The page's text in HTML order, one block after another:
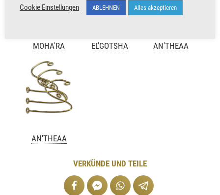
MOHA'RA EL'GOTSHA AN'THEAA
AN'THEAA
VERKÜNDE UND TEILE
Cookie Einstellungen ABLEHNEN Alles akzeptieren